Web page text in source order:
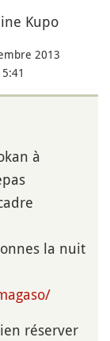
Kupo
2013
à
la nuit
réserver